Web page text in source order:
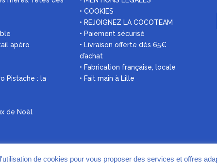
apéro
Pistache : la
de Noël
• COOKIES
• REJOIGNEZ LA COCOTEAM
• Paiement sécurisé
• Livraison offerte dès 65€
d’achat
• Fabrication française, locale
• Fait main à Lille
de cookies pour vous proposer des services et offres